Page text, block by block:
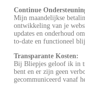
Continue
Mijn maandelijkse
ontwikkeling van je
updates en onderhoud
to-date en functioneel
Transparante Kosten:
Bij Bliepjes geloof ik in
bent en er zijn geen
gecommuniceerd vanaf